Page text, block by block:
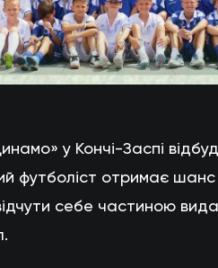
у Кончі-Заспі
футболіст отримає шанс
себе частиною